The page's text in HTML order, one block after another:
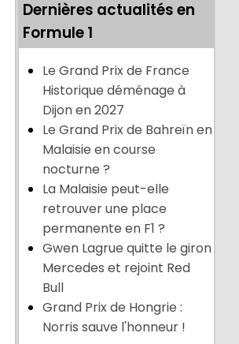
Dernières actualités en
Formule 1
Le Grand Prix de France
Historique déménage à
Dijon en 2027
Le Grand Prix de Bahreïn en
Malaisie en course
nocturne ?
La Malaisie peut-elle
retrouver une place
permanente en F1 ?
Gwen Lagrue quitte le giron
Mercedes et rejoint Red
Bull
Grand Prix de Hongrie :
Norris sauve l'honneur !